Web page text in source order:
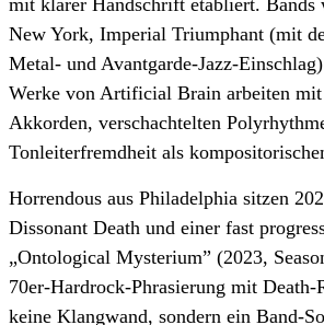
mit klarer Handschrift etabliert. Bands
New York, Imperial Triumphant (mit
Metal- und Avantgarde-Jazz-
Werke von Artificial Brain arbeiten
Akkorden, verschachtelten
Tonleiterfremdheit als
Horrendous aus Philadelphia sitzen
Dissonant Death und einer fast
„Ontological Mysterium” (2023,
70er-Hardrock-Phrasierung mit
keine Klangwand, sondern ein Band-